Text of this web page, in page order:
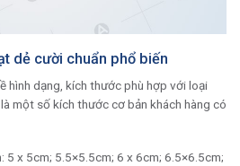
dẻ cười chuẩn phổ biến
hình dạng, kích thước phù hợp với loại
một số kích thước cơ bản khách hàng có
5 x 5cm; 5.5×5.5cm; 6 x 6cm; 6.5×6.5cm;